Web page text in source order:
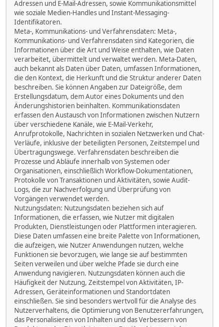
Adressen und E-Mail-Adressen, sowie Kommunikationsmittel
wie soziale Medien-Handles und Instant-Messaging-
Identifikatoren.
Meta-, Kommunikations- und Verfahrensdaten: Meta-,
Kommunikations- und Verfahrensdaten sind Kategorien, die
Informationen über die Art und Weise enthalten, wie Daten
verarbeitet, übermittelt und verwaltet werden. Meta-Daten,
auch bekannt als Daten über Daten, umfassen Informationen,
die den Kontext, die Herkunft und die Struktur anderer Daten
beschreiben. Sie können Angaben zur Dateigröße, dem
Erstellungsdatum, dem Autor eines Dokuments und den
Änderungshistorien beinhalten. Kommunikationsdaten
erfassen den Austausch von Informationen zwischen Nutzern
über verschiedene Kanäle, wie E-Mail-Verkehr,
Anrufprotokolle, Nachrichten in sozialen Netzwerken und Chat-
Verläufe, inklusive der beteiligten Personen, Zeitstempel und
Übertragungswege. Verfahrensdaten beschreiben die
Prozesse und Abläufe innerhalb von Systemen oder
Organisationen, einschließlich Workflow-Dokumentationen,
Protokolle von Transaktionen und Aktivitäten, sowie Audit-
Logs, die zur Nachverfolgung und Überprüfung von
Vorgängen verwendet werden.
Nutzungsdaten: Nutzungsdaten beziehen sich auf
Informationen, die erfassen, wie Nutzer mit digitalen
Produkten, Dienstleistungen oder Plattformen interagieren.
Diese Daten umfassen eine breite Palette von Informationen,
die aufzeigen, wie Nutzer Anwendungen nutzen, welche
Funktionen sie bevorzugen, wie lange sie auf bestimmten
Seiten verweilen und über welche Pfade sie durch eine
Anwendung navigieren. Nutzungsdaten können auch die
Häufigkeit der Nutzung, Zeitstempel von Aktivitäten, IP-
Adressen, Geräteinformationen und Standortdaten
einschließen. Sie sind besonders wertvoll für die Analyse des
Nutzerverhaltens, die Optimierung von Benutzererfahrungen,
das Personalisieren von Inhalten und das Verbessern von